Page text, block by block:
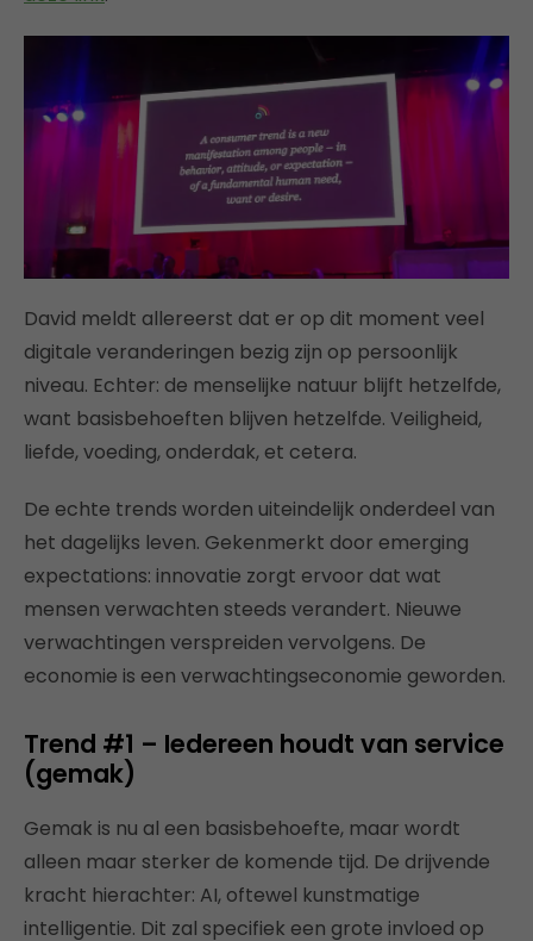
David meldt allereerst dat er op dit moment veel
digitale veranderingen bezig zijn op persoonlijk
niveau. Echter: de menselijke natuur blijft hetzelfde,
want basisbehoeften blijven hetzelfde. Veiligheid,
liefde, voeding, onderdak, et cetera.
De echte trends worden uiteindelijk onderdeel van
het dagelijks leven. Gekenmerkt door emerging
expectations: innovatie zorgt ervoor dat wat
mensen verwachten steeds verandert. Nieuwe
verwachtingen verspreiden vervolgens. De
economie is een verwachtingseconomie geworden.
Trend #1 – Iedereen houdt van service
(gemak)
Gemak is nu al een basisbehoefte, maar wordt
alleen maar sterker de komende tijd. De drijvende
kracht hierachter: AI, oftewel kunstmatige
intelligentie. Dit zal specifiek een grote invloed op